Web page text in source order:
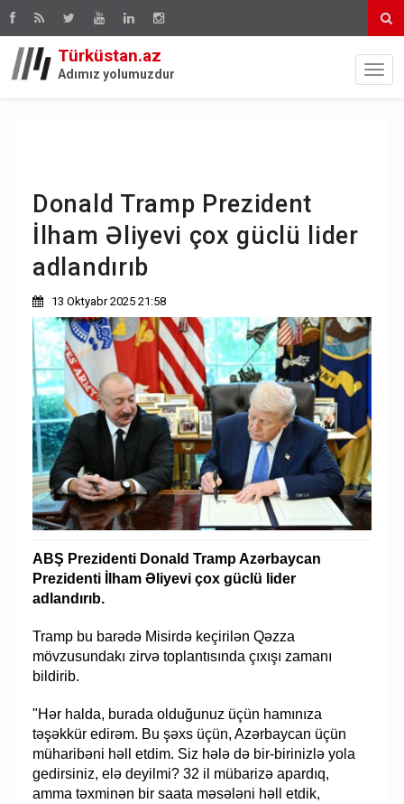
Türküstan.az
Adımız yolumuzdur
Donald Tramp Prezident
İlham Əliyevi çox güclü lider
adlandırıb
13 Oktyabr 2025 21:58
ABŞ Prezidenti Donald Tramp Azərbaycan
Prezidenti İlham Əliyevi çox güclü lider
adlandırıb.
Tramp bu barədə Misirdə keçirilən Qəzza
mövzusundakı zirvə toplantısında çıxışı zamanı
bildirib.
"Hər halda, burada olduğunuz üçün hamınıza
təşəkkür edirəm. Bu şəxs üçün, Azərbaycan üçün
müharibəni həll etdim. Siz hələ də bir-birinizlə yola
gedirsiniz, elə deyilmi? 32 il mübarizə apardıq,
amma təxminən bir saata məsələni həll etdik,